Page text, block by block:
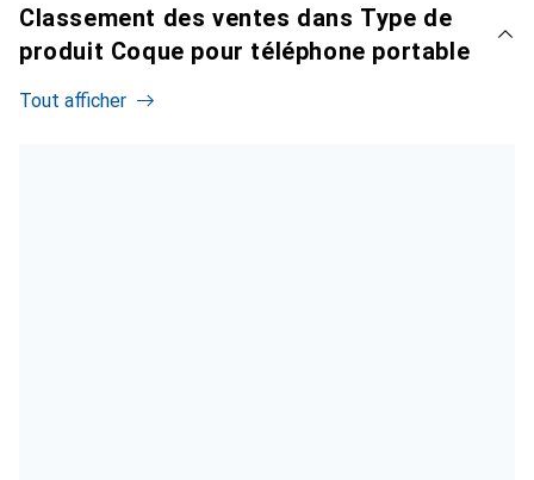
Classement des ventes dans Type de
produit Coque pour téléphone portable
Tout afficher